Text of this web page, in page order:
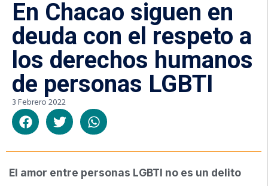
En Chacao siguen en
deuda con el respeto a
los derechos humanos
de personas LGBTI
3 Febrero 2022
El amor entre personas LGBTI no es un delito